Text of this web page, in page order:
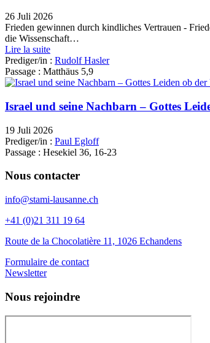
26 Juli 2026
Frieden gewinnen durch kindliches Vertrauen -
die Wissenschaft…
Lire la suite
Prediger/in : Rudolf Hasler
Passage : Matthäus 5,9
Israel und seine Nachbarn – Gottes
19 Juli 2026
Prediger/in : Paul Egloff
Passage : Hesekiel 36, 16-23
Nous contacter
info@stami-lausanne.ch
+41 (0)21 311 19 64
Route de la Chocolatière 11, 1026 Echandens
Formulaire de contact
Newsletter
Nous rejoindre